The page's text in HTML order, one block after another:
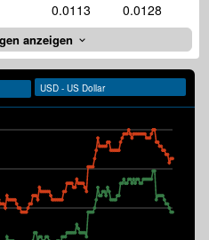
0.0113 0.0128
anzeigen